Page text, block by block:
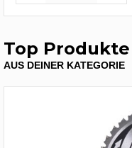
Top Produkte
AUS DEINER KATEGORIE